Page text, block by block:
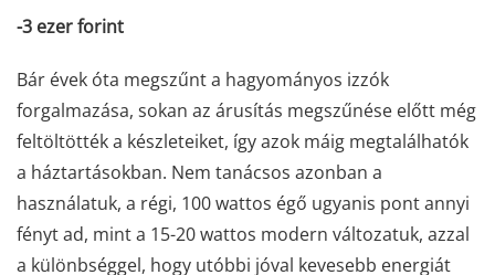
-3 ezer forint
Bár évek óta megszűnt a hagyományos izzók
forgalmazása, sokan az árusítás megszűnése előtt még
feltöltötték a készleteiket, így azok máig megtalálhatók
a háztartásokban. Nem tanácsos azonban a
használatuk, a régi, 100 wattos égő ugyanis pont annyi
fényt ad, mint a 15-20 wattos modern változatuk, azzal
a különbséggel, hogy utóbbi jóval kevesebb energiát